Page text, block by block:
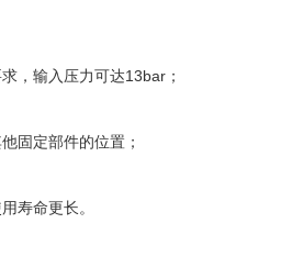
，输入压力可达13bar；
固定部件的位置；
寿命更长。